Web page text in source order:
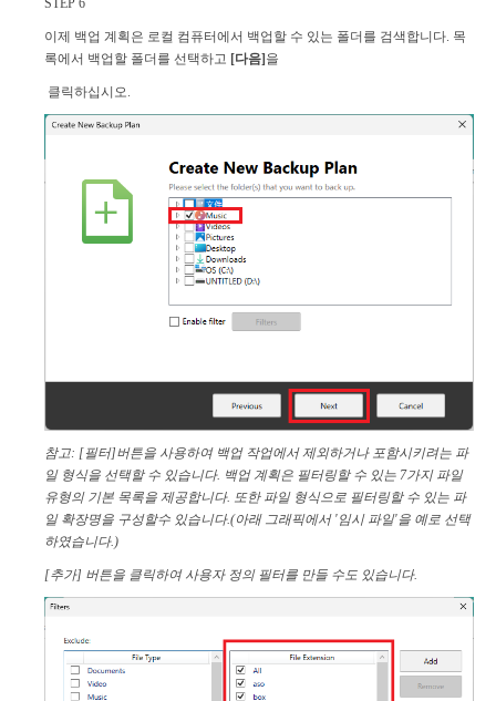
이제 백업 계획은 로컬 컴퓨터에서 백업할 수 있는 폴더를 검색합니다. 목
록에서 백업할 폴더를 선택하고 [다음]을
클릭하십시오.
참고: [필터]버튼을 사용하여 백업 작업에서 제외하거나 포함시키려는 파
일 형식을 선택할 수 있습니다. 백업 계획은 필터링할 수 있는 7가지 파일
유형의 기본 목록을 제공합니다. 또한 파일 형식으로 필터링할 수 있는 파
일 확장명을 구성할수 있습니다.(아래 그래픽에서 '임시 파일'을 예로 선택
하였습니다.)
[추가] 버튼을 클릭하여 사용자 정의 필터를 만들 수도 있습니다.